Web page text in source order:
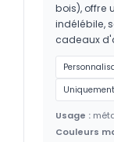
bois), offre
indélébile,
cadeaux
Usage :
Couleurs